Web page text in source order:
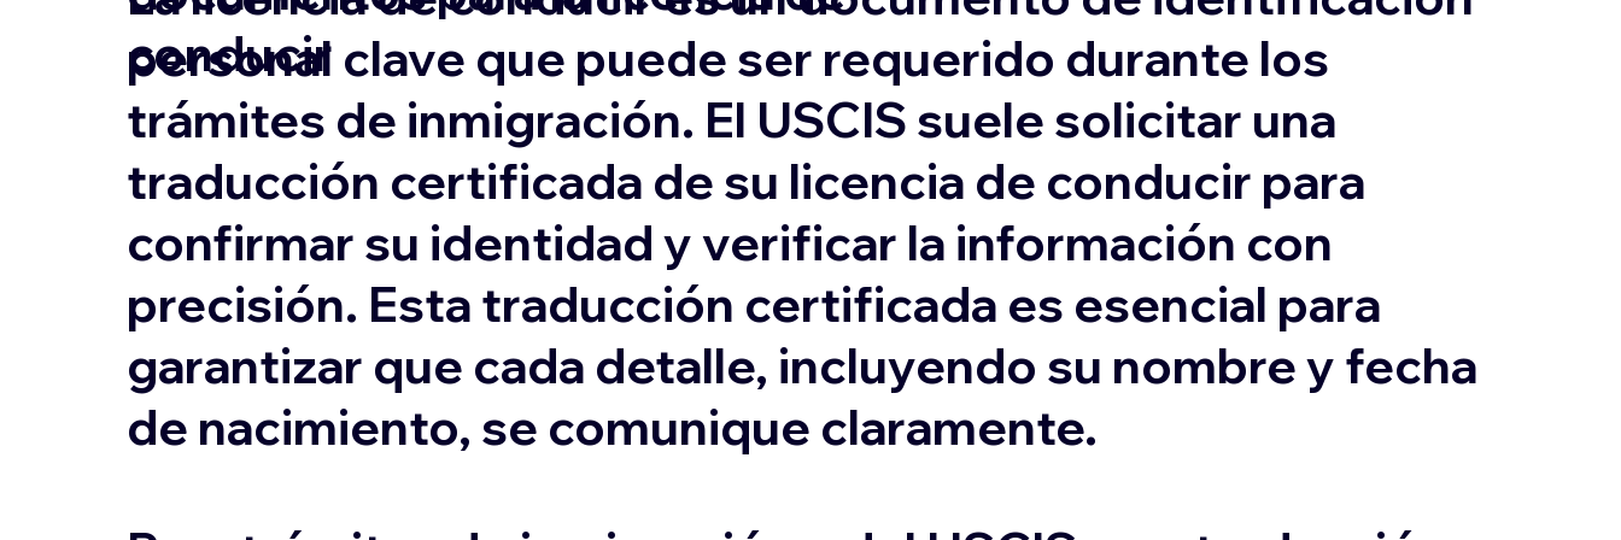
conducir
personal clave que puede ser requerido durante los
trámites de inmigración. El USCIS suele solicitar una
traducción certificada de su licencia de conducir para
confirmar su identidad y verificar la información con
precisión. Esta traducción certificada es esencial para
garantizar que cada detalle, incluyendo su nombre y fecha
de nacimiento, se comunique claramente.